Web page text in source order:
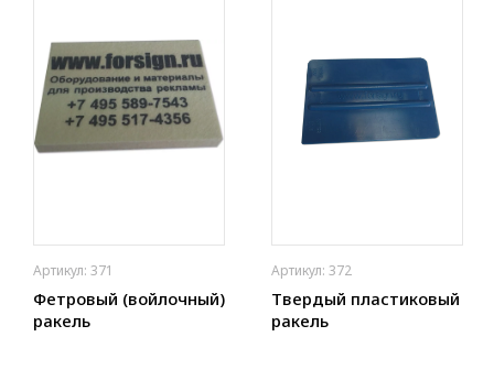
Артикул: 371
Фетровый (войлочный)
ракель
Артикул: 372
Твердый пластиковый
ракель